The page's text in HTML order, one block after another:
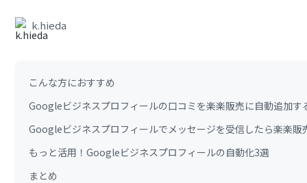
k.hieda
こんな方におすすめ
Googleビジネスプロフィールの口コミを楽楽販売に自動追加
Googleビジネスプロフィールでメッセージを受信したら楽楽
もっと活用！Googleビジネスプロフィールの自動化3選
まとめ